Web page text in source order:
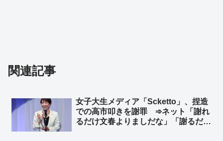
関連記事
女子大生メディア「Scketto」、捏造
での高市叩きを謝罪 ➾ネット「謝れ
るだけ文春よりましだな」「謝るだけ